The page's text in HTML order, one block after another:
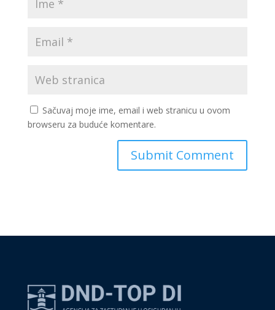
Sačuvaj moje ime, email i web stranicu u ovom
browseru za buduće komentare.